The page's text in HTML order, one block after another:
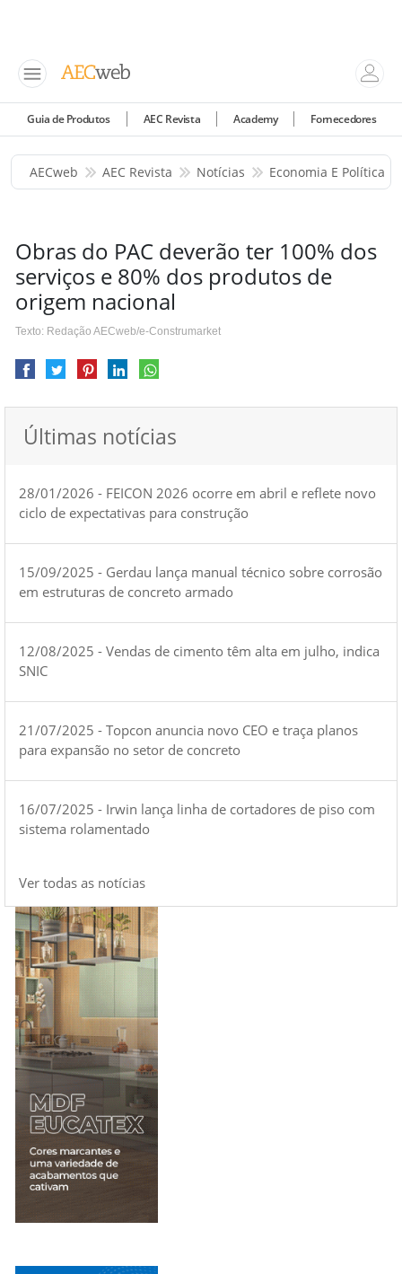
Guia de Produtos AEC Revista Academy Fornecedores
AECweb AEC Revista Notícias Economia E Política
Obras do PAC deverão ter 100% dos
serviços e 80% dos produtos de
origem nacional
Texto: Redação AECweb/e-Construmarket
Últimas notícias
28/01/2026 - FEICON 2026 ocorre em abril e reflete novo
ciclo de expectativas para construção
15/09/2025 - Gerdau lança manual técnico sobre corrosão
em estruturas de concreto armado
12/08/2025 - Vendas de cimento têm alta em julho, indica
SNIC
21/07/2025 - Topcon anuncia novo CEO e traça planos
para expansão no setor de concreto
16/07/2025 - Irwin lança linha de cortadores de piso com
sistema rolamentado
Ver todas as notícias